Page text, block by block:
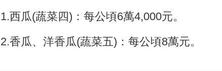
1.西瓜(蔬菜四)：每公頃6萬4,000元。
2.香瓜、洋香瓜(蔬菜五)：每公頃8萬元。